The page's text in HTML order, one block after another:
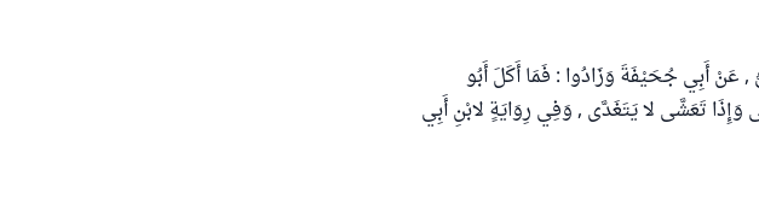
, عَنْ أَبِي جُحَيْفَةَ وَزَادُوا : فَمَا أَكَلَ أَبُو
تَعَشَّى لا يَتَغَدَّى , وَفِي رِوَايَةٍ لابْنِ أَبِي